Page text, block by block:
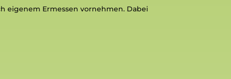
eigenem Ermessen vornehmen. Dabei